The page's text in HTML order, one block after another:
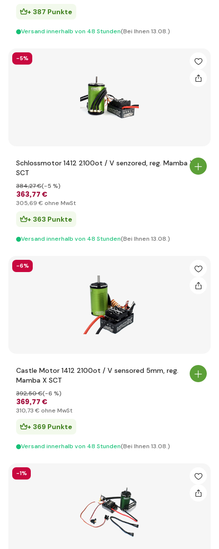
+ 387 Punkte
Versand innerhalb von 48 Stunden(Bei Ihnen 13.08.)
-5%
Schlossmotor 1412 2100ot / V senzored, reg. Mamba X
SCT
363,77 €
384,27 €(-5 %)
305,69 € ohne MwSt
+ 363 Punkte
Versand innerhalb von 48 Stunden(Bei Ihnen 13.08.)
-6%
Castle Motor 1412 2100ot / V sensored 5mm, reg.
Mamba X SCT
369,77 €
392,50 €(-6 %)
310,73 € ohne MwSt
+ 369 Punkte
Versand innerhalb von 48 Stunden(Bei Ihnen 13.08.)
-1%